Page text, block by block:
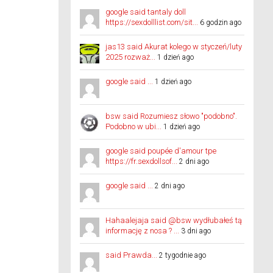
google said tantaly doll
https://sexdolllist.com/sit... 6 godzin ago
jas13 said Akurat kolego w styczeń/luty
2025 rozważ... 1 dzień ago
google said ... 1 dzień ago
bsw said Rozumiesz słowo "podobno".
Podobno w ubi... 1 dzień ago
google said poupée d'amour tpe
https://fr.sexdollsof... 2 dni ago
google said ... 2 dni ago
Hahaalejaja said @bsw wydłubałeś tą
informację z nosa ? ... 3 dni ago
said Prawda... 2 tygodnie ago